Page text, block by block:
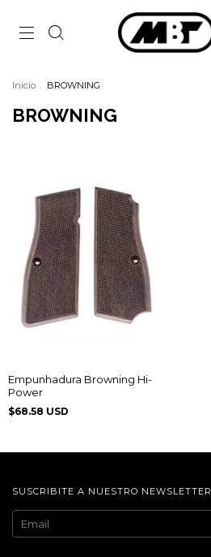
Inicio . BROWNING
BROWNING
Empunhadura Browning Hi-
Power
$68.58 USD
SUSCRIBITE A NUESTRO NEWSLETTER